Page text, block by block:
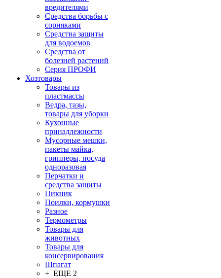
вредителями
Средства борьбы с
сорняками
Средства защиты
для водоемов
Средства от
болезней растений
Серия ПРОФИ
Хозтовары
Товары из
пластмассы
Ведра, тазы,
товары для уборки
Кухонные
принадлежности
Мусорные мешки,
пакеты майка,
грипперы, посуда
одноразовая
Перчатки и
средства защиты
Пикник
Поилки, кормушки
Разное
Термометры
Товары для
животных
Товары для
консервирования
Шпагат
+ ЕЩЕ 2